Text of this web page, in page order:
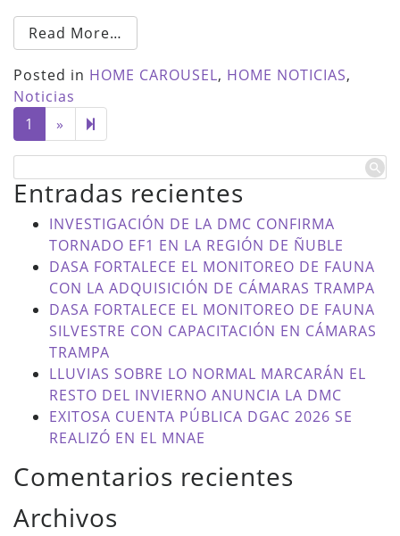
Read More…
Posted in HOME CAROUSEL, HOME NOTICIAS,
Noticias
1
» Next
page
Entradas recientes
INVESTIGACIÓN DE LA DMC CONFIRMA
TORNADO EF1 EN LA REGIÓN DE ÑUBLE
DASA FORTALECE EL MONITOREO DE FAUNA
CON LA ADQUISICIÓN DE CÁMARAS TRAMPA
DASA FORTALECE EL MONITOREO DE FAUNA
SILVESTRE CON CAPACITACIÓN EN CÁMARAS
TRAMPA
LLUVIAS SOBRE LO NORMAL MARCARÁN EL
RESTO DEL INVIERNO ANUNCIA LA DMC
EXITOSA CUENTA PÚBLICA DGAC 2026 SE
REALIZÓ EN EL MNAE
Comentarios recientes
Archivos